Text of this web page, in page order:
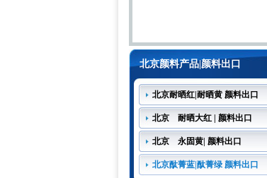
北京颜料产品|颜料出口
北京耐晒红|耐晒黄 颜料出口
北京 耐晒大红 | 颜料出口
北京 永固黄| 颜料出口
北京酞菁蓝|酞菁绿 颜料出口